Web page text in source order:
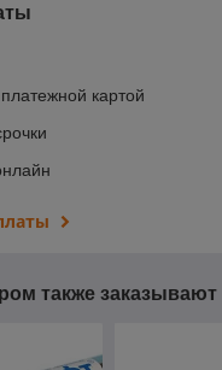
картой
также заказывают